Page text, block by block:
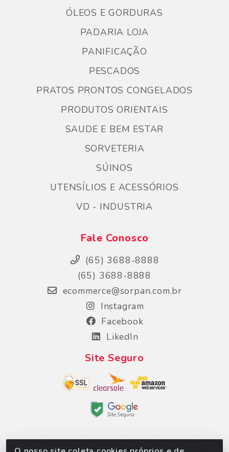
ÓLEOS E GORDURAS
PADARIA LOJA
PANIFICAÇÃO
PESCADOS
PRATOS PRONTOS CONGELADOS
PRODUTOS ORIENTAIS
SAUDE E BEM ESTAR
SORVETERIA
SÚINOS
UTENSÍLIOS E ACESSÓRIOS
VD - INDUSTRIA
Fale Conosco
(65) 3688-8888
(65) 3688-8888
ecommerce@sorpan.com.br
Instagram
Facebook
LikedIn
Site Seguro